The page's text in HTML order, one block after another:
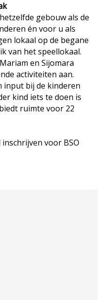
gebouw als de
én voor u als
lokaal op de begane
van het speellokaal.
en Sijomara
activiteiten aan.
input bij de kinderen
kind iets te doen is
ruimte voor 22
voor BSO